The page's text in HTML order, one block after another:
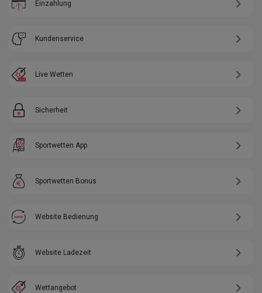
Einzahlung
Kundenservice
Live Wetten
Sicherheit
Sportwetten App
Sportwetten Bonus
Website Bedienung
Website Ladezeit
Wettangebot